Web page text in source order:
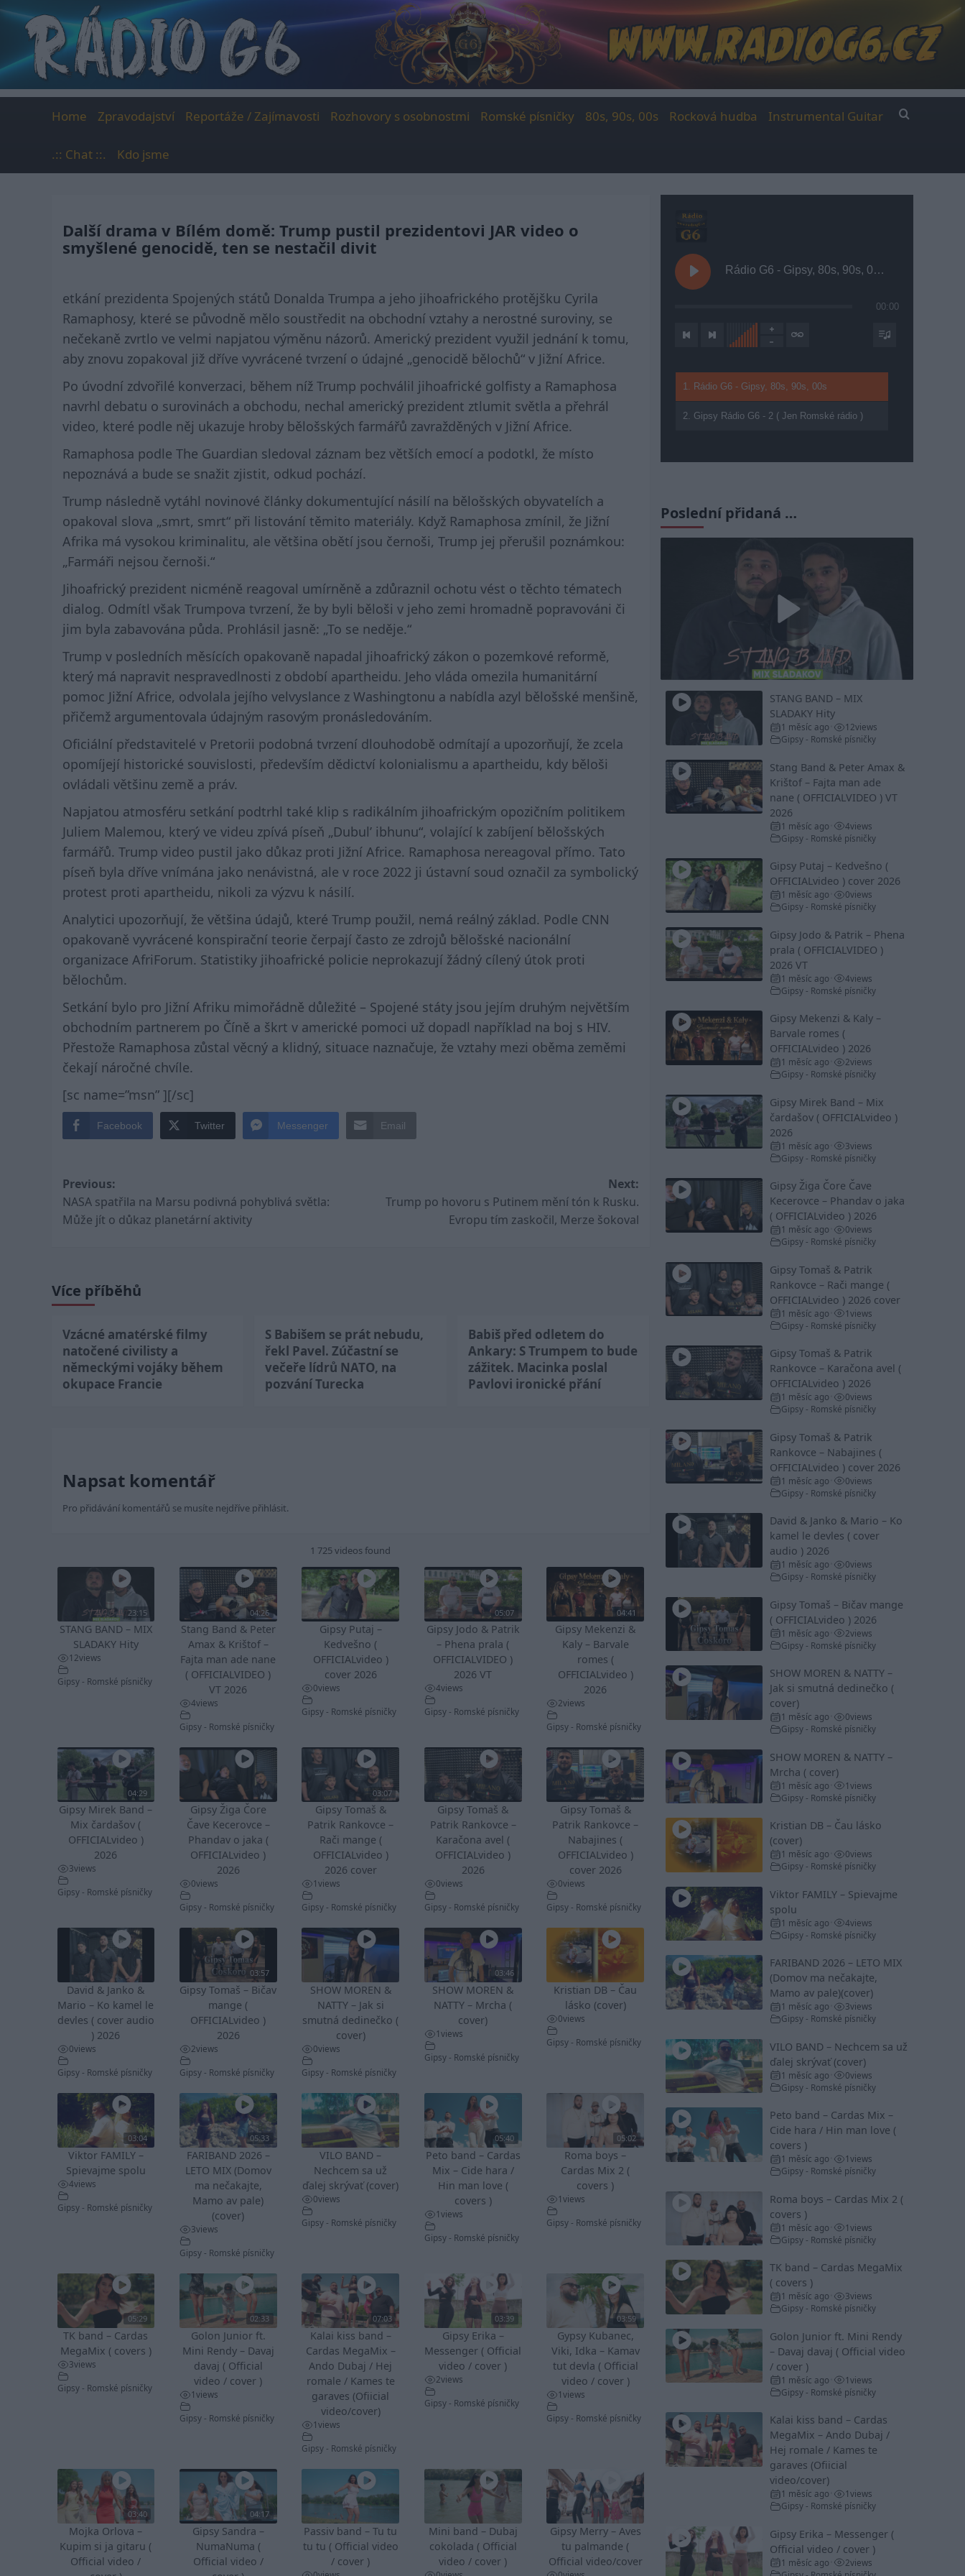
content
Home Zpravodajství Reportáže / Zajímavosti Rozhovory s osobnostmi Romské písničky 80s, 90s, 00s Rocková hudba Instrumental Guitar
.:: Chat ::. Kdo jsme
Další drama v Bílém domě: Trump pustil prezidentovi JAR video o
smyšlené genocidě, ten se nestačil divit
etkání prezidenta Spojených států Donalda Trumpa a jeho jihoafrického protějšku Cyrila
Ramaphosy, které se původně mělo soustředit na obchodní vztahy a nerostné suroviny, se
nečekaně zvrtlo ve velmi napjatou výměnu názorů. Americký prezident využil jednání k tomu,
aby znovu zopakoval již dříve vyvrácené tvrzení o údajné „genocidě bělochů“ v Jižní Africe.
Po úvodní zdvořilé konverzaci, během níž Trump pochválil jihoafrické golfisty a Ramaphosa
navrhl debatu o surovinách a obchodu, nechal americký prezident ztlumit světla a přehrál
video, které podle něj ukazuje hroby bělošských farmářů zavražděných v Jižní Africe.
Ramaphosa podle The Guardian sledoval záznam bez větších emocí a podotkl, že místo
nepoznává a bude se snažit zjistit, odkud pochází.
Trump následně vytáhl novinové články dokumentující násilí na bělošských obyvatelích a
opakoval slova „smrt, smrt“ při listování těmito materiály. Když Ramaphosa zmínil, že Jižní
Afrika má vysokou kriminalitu, ale většina obětí jsou černoši, Trump jej přerušil poznámkou:
„Farmáři nejsou černoši.“
Jihoafrický prezident nicméně reagoval umírněně a zdůraznil ochotu vést o těchto tématech
dialog. Odmítl však Trumpova tvrzení, že by byli běloši v jeho zemi hromadně popravováni či
jim byla zabavována půda. Prohlásil jasně: „To se neděje.“
Trump v posledních měsících opakovaně napadal jihoafrický zákon o pozemkové reformě,
který má napravit nespravedlnosti z období apartheidu. Jeho vláda omezila humanitární
pomoc Jižní Africe, odvolala jejího velvyslance z Washingtonu a nabídla azyl bělošské menšině,
přičemž argumentovala údajným rasovým pronásledováním.
Oficiální představitelé v Pretorii podobná tvrzení dlouhodobě odmítají a upozorňují, že zcela
opomíjejí historické souvislosti, především dědictví kolonialismu a apartheidu, kdy běloši
ovládali většinu země a práv.
Napjatou atmosféru setkání podtrhl také klip s radikálním jihoafrickým opozičním politikem
Juliem Malemou, který ve videu zpívá píseň „Dubul’ ibhunu“, volající k zabíjení bělošských
farmářů. Trump video pustil jako důkaz proti Jižní Africe. Ramaphosa nereagoval přímo. Tato
píseň byla dříve vnímána jako nenávistná, ale v roce 2022 ji ústavní soud označil za symbolický
protest proti apartheidu, nikoli za výzvu k násilí.
Analytici upozorňují, že většina údajů, které Trump použil, nemá reálný základ. Podle CNN
opakovaně vyvrácené konspirační teorie čerpají často ze zdrojů bělošské nacionální
organizace AfriForum. Statistiky jihoafrické policie neprokazují žádný cílený útok proti
bělochům.
Setkání bylo pro Jižní Afriku mimořádně důležité – Spojené státy jsou jejím druhým největším
obchodním partnerem po Číně a škrt v americké pomoci už dopadl například na boj s HIV.
Přestože Ramaphosa zůstal věcný a klidný, situace naznačuje, že vztahy mezi oběma zeměmi
čekají náročné chvíle.
[sc name=”msn” ][/sc]
Facebook Twitter Messenger Email
Post
navigation
Previous:
NASA spatřila na Marsu podivná pohyblivá světla:
Může jít o důkaz planetární aktivity
Next:
Trump po hovoru s Putinem mění tón k Rusku.
Evropu tím zaskočil, Merze šokoval
Více příběhů
Vzácné amatérské filmy
natočené civilisty a
německými vojáky během
okupace Francie
S Babišem se prát nebudu,
řekl Pavel. Zúčastní se
večeře lídrů NATO, na
pozvání Turecka
Babiš před odletem do
Ankary: S Trumpem to bude
zážitek. Macinka poslal
Pavlovi ironické přání
Napsat komentář
Pro přidávání komentářů se musíte nejdříve přihlásit.
1 725 videos found
23:15
STANG BAND – MIX
SLADAKY Hity
12views
Gipsy - Romské písničky
04:26
Stang Band & Peter
Amax & Krištof –
Fajta man ade nane
( OFFICIALVIDEO )
VT 2026
4views
Gipsy - Romské písničky
Gipsy Putaj –
Kedvešno (
OFFICIALvideo )
cover 2026
0views
Gipsy - Romské písničky
05:07
Gipsy Jodo & Patrik
– Phena prala (
OFFICIALVIDEO )
2026 VT
4views
Gipsy - Romské písničky
04:41
Gipsy Mekenzi &
Kaly – Barvale
romes (
OFFICIALvideo )
2026
2views
Gipsy - Romské písničky
04:29
Gipsy Mirek Band –
Mix čardašov (
OFFICIALvideo )
2026
3views
Gipsy - Romské písničky
Gipsy Žiga Čore
Čave Kecerovce –
Phandav o jaka (
OFFICIALvideo )
2026
0views
Gipsy - Romské písničky
03:07
Gipsy Tomaš &
Patrik Rankovce –
Rači mange (
OFFICIALvideo )
2026 cover
1views
Gipsy - Romské písničky
Gipsy Tomaš &
Patrik Rankovce –
Karačona avel (
OFFICIALvideo )
2026
0views
Gipsy - Romské písničky
Gipsy Tomaš &
Patrik Rankovce –
Nabajines (
OFFICIALvideo )
cover 2026
0views
Gipsy - Romské písničky
David & Janko &
Mario – Ko kamel le
devles ( cover audio
) 2026
0views
Gipsy - Romské písničky
03:57
Gipsy Tomaš – Bičav
mange (
OFFICIALvideo )
2026
2views
Gipsy - Romské písničky
SHOW MOREN &
NATTY – Jak si
smutná dedinečko (
cover)
0views
Gipsy - Romské písničky
03:46
SHOW MOREN &
NATTY – Mrcha (
cover)
1views
Gipsy - Romské písničky
Kristian DB – Čau
lásko (cover)
0views
Gipsy - Romské písničky
03:04
Viktor FAMILY –
Spievajme spolu
4views
Gipsy - Romské písničky
05:33
FARIBAND 2026 –
LETO MIX (Domov
ma nečakajte,
Mamo av pale)
(cover)
3views
Gipsy - Romské písničky
VILO BAND –
Nechcem sa už
ďalej skrývať (cover)
0views
Gipsy - Romské písničky
05:40
Peto band – Cardas
Mix – Cide hara /
Hin man love (
covers )
1views
Gipsy - Romské písničky
05:02
Roma boys –
Cardas Mix 2 (
covers )
1views
Gipsy - Romské písničky
05:29
TK band – Cardas
MegaMix ( covers )
3views
Gipsy - Romské písničky
02:33
Golon Junior ft.
Mini Rendy – Davaj
davaj ( Official
video / cover )
1views
Gipsy - Romské písničky
07:03
Kalai kiss band –
Cardas MegaMix –
Ando Dubaj / Hej
romale / Kames te
garaves (Ofiicial
video/cover)
1views
Gipsy - Romské písničky
03:39
Gipsy Erika –
Messenger ( Official
video / cover )
2views
Gipsy - Romské písničky
03:59
Gypsy Kubanec,
Viki, Idka – Kamav
tut devla ( Official
video / cover )
1views
Gipsy - Romské písničky
03:40
Mojka Orlova –
Kupim si ja gitaru (
Official video /
04:17
Gipsy Sandra –
NumaNuma (
Official video /
Passiv band – Tu tu
tu tu ( Official video
/ cover )
Mini band – Dubaj
cokolada ( Official
video / cover )
Gipsy Merry – Aves
tu palmande (
Official video/cover
Rádio G6 - Gipsy, 80s, 90s, 00s
00:00
1. Rádio G6 - Gipsy, 80s, 90s, 00s
2. Gipsy Rádio G6 - 2 ( Jen Romské rádio )
Poslední přidaná …
Play
Video
STANG BAND – MIX
SLADAKY Hity
1 měsíc ago 12views
Gipsy - Romské písničky
Stang Band & Peter Amax &
Krištof – Fajta man ade
nane ( OFFICIALVIDEO ) VT
2026
1 měsíc ago 4views
Gipsy - Romské písničky
Gipsy Putaj – Kedvešno (
OFFICIALvideo ) cover 2026
1 měsíc ago 0views
Gipsy - Romské písničky
Gipsy Jodo & Patrik – Phena
prala ( OFFICIALVIDEO )
2026 VT
1 měsíc ago 4views
Gipsy - Romské písničky
Gipsy Mekenzi & Kaly –
Barvale romes (
OFFICIALvideo ) 2026
1 měsíc ago 2views
Gipsy - Romské písničky
Gipsy Mirek Band – Mix
čardašov ( OFFICIALvideo )
2026
1 měsíc ago 3views
Gipsy - Romské písničky
Gipsy Žiga Čore Čave
Kecerovce – Phandav o jaka
( OFFICIALvideo ) 2026
1 měsíc ago 0views
Gipsy - Romské písničky
Gipsy Tomaš & Patrik
Rankovce – Rači mange (
OFFICIALvideo ) 2026 cover
1 měsíc ago 1views
Gipsy - Romské písničky
Gipsy Tomaš & Patrik
Rankovce – Karačona avel (
OFFICIALvideo ) 2026
1 měsíc ago 0views
Gipsy - Romské písničky
Gipsy Tomaš & Patrik
Rankovce – Nabajines (
OFFICIALvideo ) cover 2026
1 měsíc ago 0views
Gipsy - Romské písničky
David & Janko & Mario – Ko
kamel le devles ( cover
audio ) 2026
1 měsíc ago 0views
Gipsy - Romské písničky
Gipsy Tomaš – Bičav mange
( OFFICIALvideo ) 2026
1 měsíc ago 2views
Gipsy - Romské písničky
SHOW MOREN & NATTY –
Jak si smutná dedinečko (
cover)
1 měsíc ago 0views
Gipsy - Romské písničky
SHOW MOREN & NATTY –
Mrcha ( cover)
1 měsíc ago 1views
Gipsy - Romské písničky
Kristian DB – Čau lásko
(cover)
1 měsíc ago 0views
Gipsy - Romské písničky
Viktor FAMILY – Spievajme
spolu
1 měsíc ago 4views
Gipsy - Romské písničky
FARIBAND 2026 – LETO MIX
(Domov ma nečakajte,
Mamo av pale)(cover)
1 měsíc ago 3views
Gipsy - Romské písničky
VILO BAND – Nechcem sa už
ďalej skrývať (cover)
1 měsíc ago 0views
Gipsy - Romské písničky
Peto band – Cardas Mix –
Cide hara / Hin man love (
covers )
1 měsíc ago 1views
Gipsy - Romské písničky
Roma boys – Cardas Mix 2 (
covers )
1 měsíc ago 1views
Gipsy - Romské písničky
TK band – Cardas MegaMix
( covers )
1 měsíc ago 3views
Gipsy - Romské písničky
Golon Junior ft. Mini Rendy
– Davaj davaj ( Official video
/ cover )
1 měsíc ago 1views
Gipsy - Romské písničky
Kalai kiss band – Cardas
MegaMix – Ando Dubaj /
Hej romale / Kames te
garaves (Ofiicial
video/cover)
1 měsíc ago 1views
Gipsy - Romské písničky
Gipsy Erika – Messenger (
Official video / cover )
1 měsíc ago 2views